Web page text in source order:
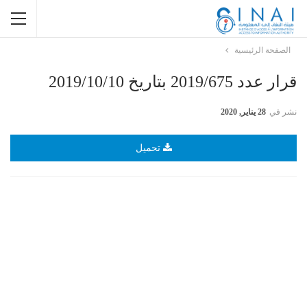
الصفحة الرئيسية
قرار عدد 2019/675 بتاريخ 2019/10/10
نشر في 28 يناير, 2020
تحميل